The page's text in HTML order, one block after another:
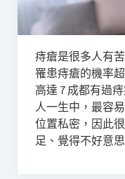
痔瘡是很多人有
罹患痔瘡的機率
高達 7 成都有過
人一生中，最容
位置私密，因此
足、覺得不好意